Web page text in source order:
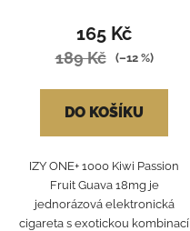
165 Kč
189 Kč (–12 %)
DO KOŠÍKU
IZY ONE+ 1000 Kiwi Passion
Fruit Guava 18mg je
jednorázová elektronická
cigareta s exotickou kombinací